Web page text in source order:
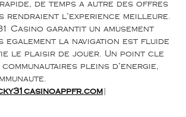
de temps a autre des offres
rendraient l’experience meilleure.
Casino garantit un amusement
egalement la navigation est fluide
le plaisir de jouer. Un point cle
pleins d’energie,